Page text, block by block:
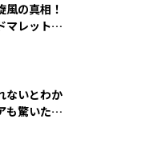
の真相！
マレットが
ないとわか
も驚いた